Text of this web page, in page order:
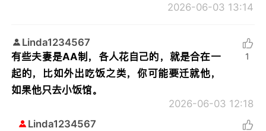
2026-06-03 13:14
Linda1234567
有些夫妻是AA制，各人花自己的，就是合在一
起的，比如外出吃饭之类，你可能要迁就他，
如果他只去小饭馆。
2026-06-03 12:18
1
Linda1234567